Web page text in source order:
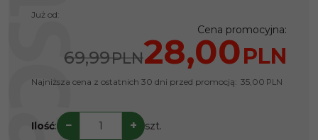
Już od:
Cena promocyjna:
69,99PLN28,00PLN
Najniższa cena z ostatnich 30 dni przed promocją: 35,00 PLN
Ilość: − + szt.